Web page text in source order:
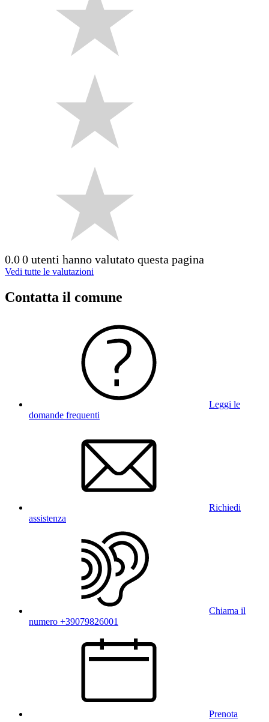
0.00 utenti hanno valutato questa pagina
Vedi tutte le valutazioni
Contatta il comune
Leggi le
domande frequenti
Richiedi
assistenza
Chiama il
numero +39079826001
Prenota